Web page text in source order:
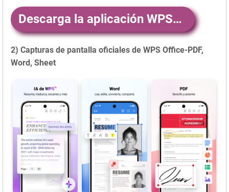
Descarga la aplicación WPSOfficePDFWordSheet aquí
2) Capturas de pantalla oficiales de WPS Office-PDF,
Word, Sheet